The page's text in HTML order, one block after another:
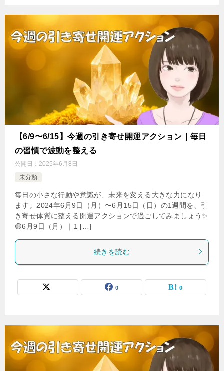
【6/9〜6/15】今週の引き寄せ開運アクション｜毎日
の習慣で波動を整える
公開日： 2025年6月8日
未分類
毎日の小さな行動や意識が、未来を変える大きな力になり
ます。2024年6月9日（月）〜6月15日（日）の1週間を、引
き寄せ体質に整える開運アクションで過ごしてみましょう✨
🟡6月9日（月）｜1 […]
続きを読む
0 0